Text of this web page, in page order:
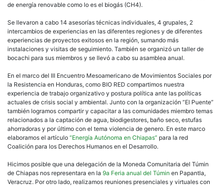
de energía renovable como lo es el biogás (CH4).
Se llevaron a cabo 14 asesorías técnicas individuales, 4 grupales, 2
intercambios de experiencias en las diferentes regiones y de diferentes
experiencias de proyectos exitosos en la región, sumando más
instalaciones y visitas de seguimiento. También se organizó un taller de
bocachi para sus miembros y se llevó a cabo su asamblea anual.
En el marco del III Encuentro Mesoamericano de Movimientos Sociales por
la Resistencia en Honduras, como BIO RED compartimos nuestra
experiencia de trabajo organizativo y postura política ante las políticas
actuales de crisis social y ambiental. Junto con la organización “El Puente”
también logramos compartir y capacitar a las comunidades miembro temas
relacionados a la captación de agua, biodigestores, baño seco, estufas
ahorradoras y por último con el tema violencia de genero. En este marco
elaboramos el artículo “Energía Autónoma en Chiapas” para la red
Coalición para los Derechos Humanos en el Desarrollo.
Hicimos posible que una delegación de la Moneda Comunitaria del Túmin
de Chiapas nos representara en la 9a Feria anual del Túmin en Papantla,
Veracruz. Por otro lado, realizamos reuniones presenciales y virtuales con